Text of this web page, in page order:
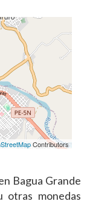
Contributors
Bagua Grande
otras monedas